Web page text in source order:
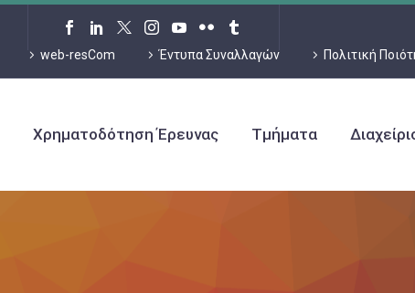
web-resCom
Έντυπα Συναλλαγών Πολιτική
Χρηματοδότηση Έρευνας Τμήματα